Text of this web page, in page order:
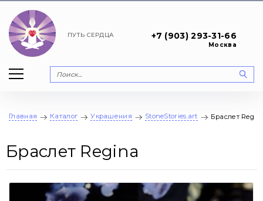
ПУТЬ СЕРДЦА +7 (903) 293-31-66
Москва
Главная Каталог Украшения StoneStories.art Браслет
Браслет Regina